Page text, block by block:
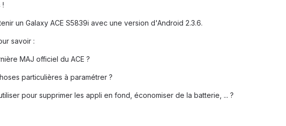
!
un Galaxy ACE S5839i avec une version d'Android 2.3.6.
savoir :
MAJ officiel du ACE ?
particulières à paramétrer ?
pour supprimer les appli en fond, économiser de la batterie, ... ?